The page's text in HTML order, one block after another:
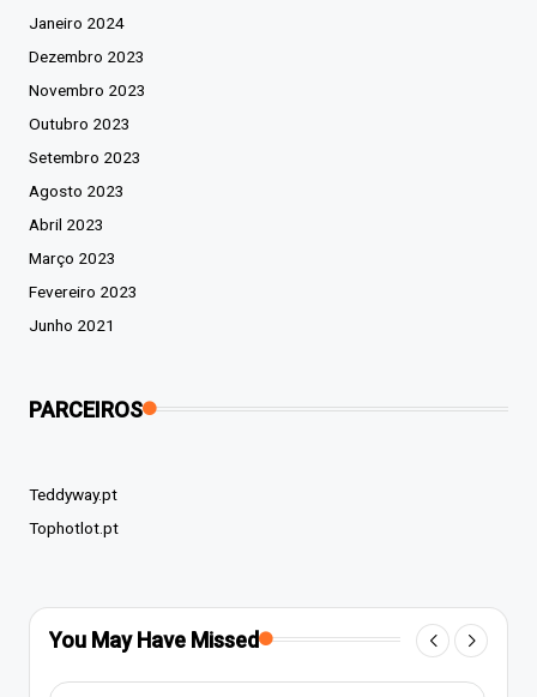
Janeiro 2024
Dezembro 2023
Novembro 2023
Outubro 2023
Setembro 2023
Agosto 2023
Abril 2023
Março 2023
Fevereiro 2023
Junho 2021
PARCEIROS
Teddyway.pt
Tophotlot.pt
You May Have Missed